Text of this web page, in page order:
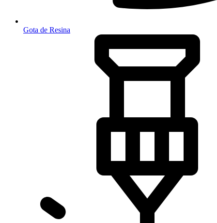
Gota de Resina